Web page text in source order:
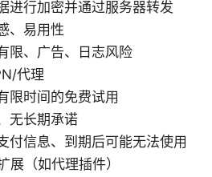
进行加密并通过服务器转发
、易用性
限、广告、日志风险
代理
限时间的免费试用
无长期承诺
付信息、到期后可能无法使用
展（如代理插件）